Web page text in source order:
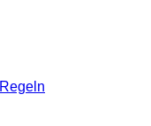
Regeln